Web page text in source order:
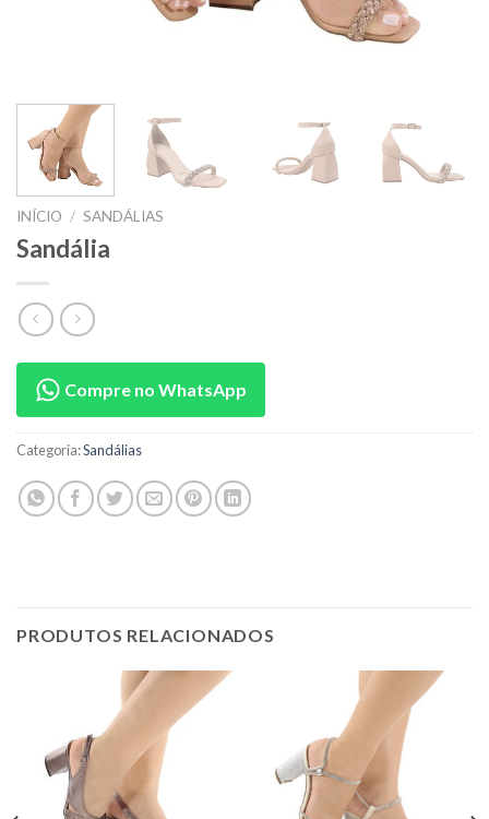
INÍCIO / SANDÁLIAS
Sandália
Compre no WhatsApp
Categoria:Sandálias
PRODUTOS RELACIONADOS